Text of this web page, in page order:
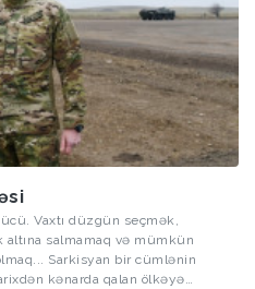
Vaxtı düzgün seçmək,
salmamaq və mümkün
Sarkisyan bir cümlənin
kənarda qalan ölkəyə